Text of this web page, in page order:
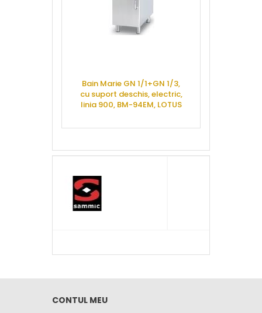
Bain Marie GN 1/1+GN 1/3,
cu suport deschis, electric,
linia 900, BM-94EM, LOTUS
CONTUL MEU